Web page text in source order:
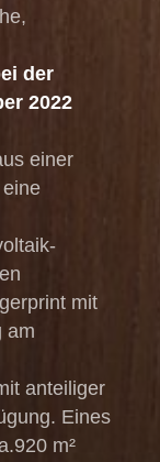
der
2022
einer
mit
am
anteiliger
Eines
m²